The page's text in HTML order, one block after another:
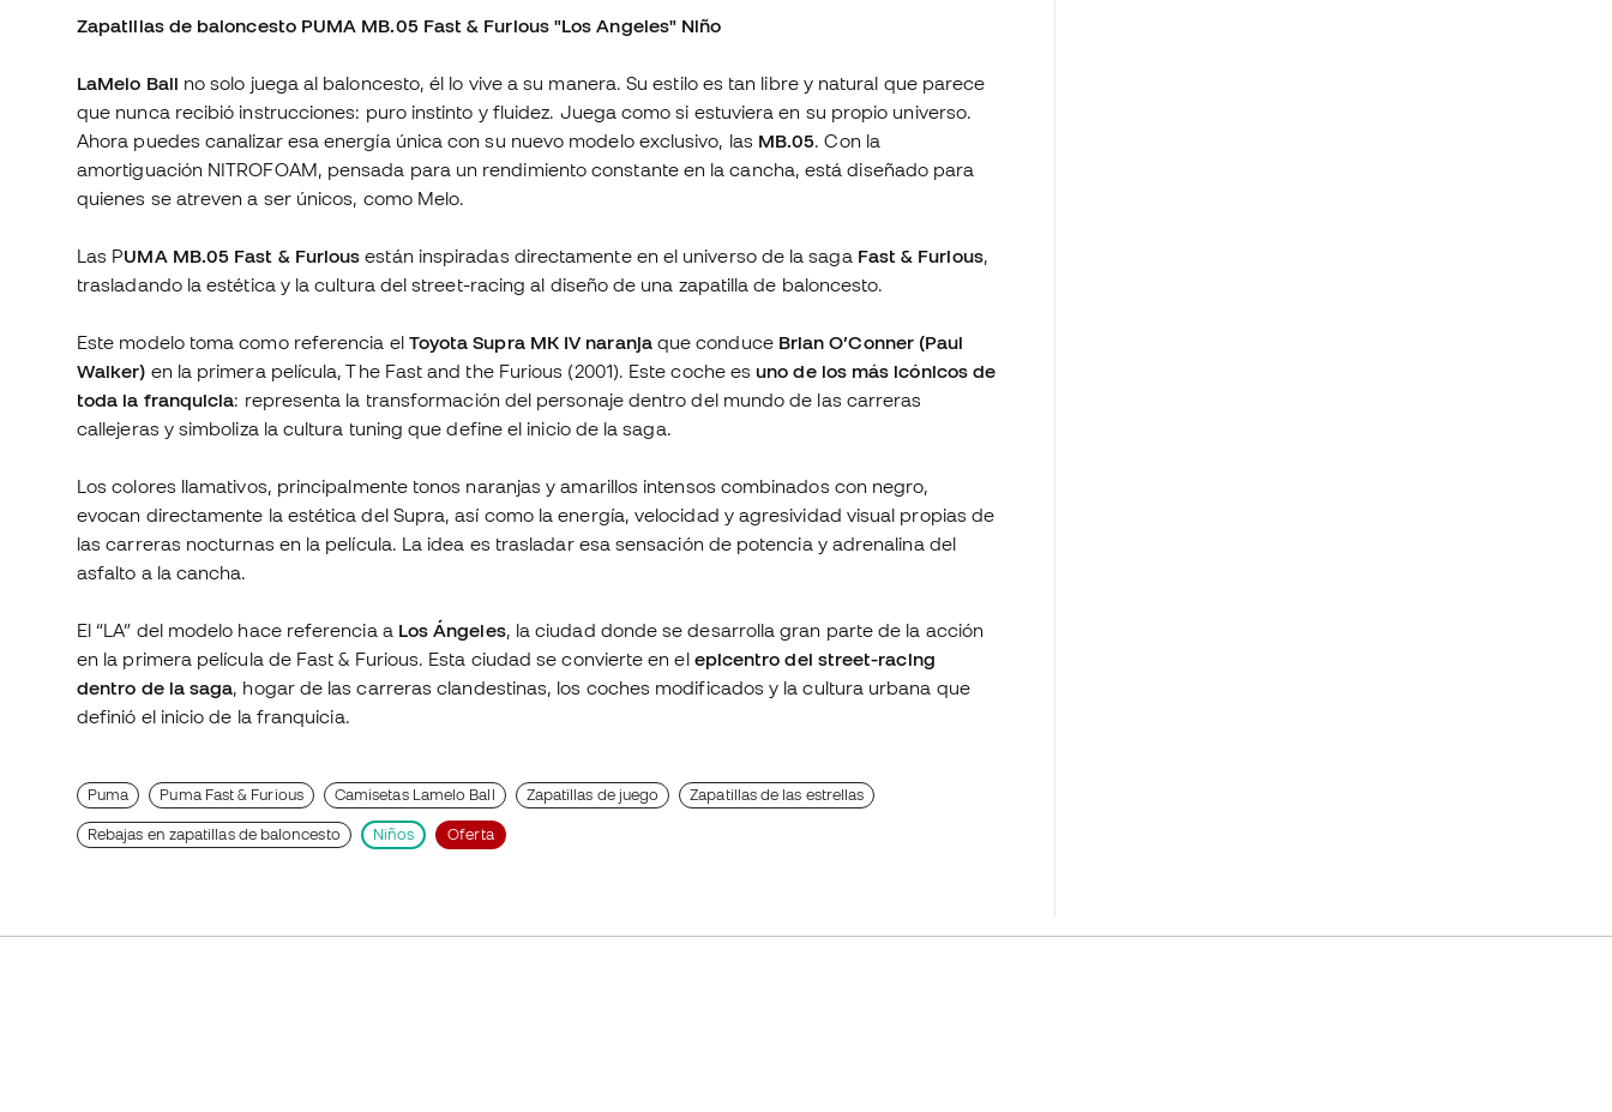
Zapatillas de baloncesto PUMA MB.05 Fast & Furious "Los Angeles" Niño
LaMelo Ball no solo juega al baloncesto, él lo vive a su manera. Su estilo es tan libre y natural que parece
que nunca recibió instrucciones: puro instinto y fluidez. Juega como si estuviera en su propio universo.
Ahora puedes canalizar esa energía única con su nuevo modelo exclusivo, las MB.05. Con la
amortiguación NITROFOAM, pensada para un rendimiento constante en la cancha, está diseñado para
quienes se atreven a ser únicos, como Melo.
Las PUMA MB.05 Fast & Furious están inspiradas directamente en el universo de la saga Fast & Furious,
trasladando la estética y la cultura del street-racing al diseño de una zapatilla de baloncesto.
Este modelo toma como referencia el Toyota Supra MK IV naranja que conduceBrian O’Conner (Paul
Walker) en la primera película, The Fast and the Furious (2001). Este coche es uno de los más icónicos de
toda la franquicia: representa la transformación del personaje dentro del mundo de las carreras
callejeras y simboliza la cultura tuning que define el inicio de la saga.
Los colores llamativos, principalmente tonos naranjas y amarillos intensos combinados con negro,
evocan directamente la estética del Supra, así como la energía, velocidad y agresividad visual propias de
las carreras nocturnas en la película. La idea es trasladar esa sensación de potencia y adrenalina del
asfalto a la cancha.
El “LA” del modelo hace referencia a Los Ángeles, la ciudad donde se desarrolla gran parte de la acción
en la primera película de Fast & Furious. Esta ciudad se convierte en el epicentro del street-racing
dentro de la saga, hogar de las carreras clandestinas, los coches modificados y la cultura urbana que
definió el inicio de la franquicia.
Puma Puma Fast & Furious Camisetas Lamelo Ball Zapatillas de juego Zapatillas de las estrellas
Rebajas en zapatillas de baloncesto Niños Oferta